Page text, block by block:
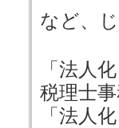
など、
「法人
税理士
「法人